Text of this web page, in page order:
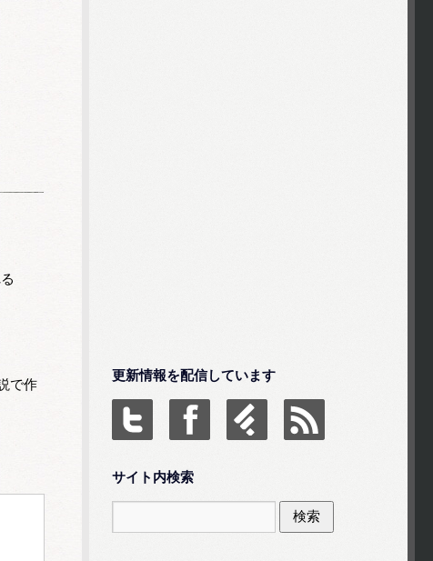
で作
更新情報を配信しています
サイト内検索